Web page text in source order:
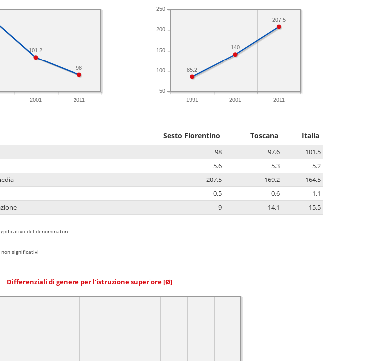
2001 2011
98
101.2
1991 2001 2011
50
100
150
200
250
207.5
140
85.2
Sesto Fiorentino Toscana Italia
98 97.6
101.5
5.6 5.3
5.2
207.5 169.2
164.5
0.5 0.6
1.1
9 14.1 15.5
del denominatore
significativi
Differenziali di genere per l'istruzione superiore [Ø]